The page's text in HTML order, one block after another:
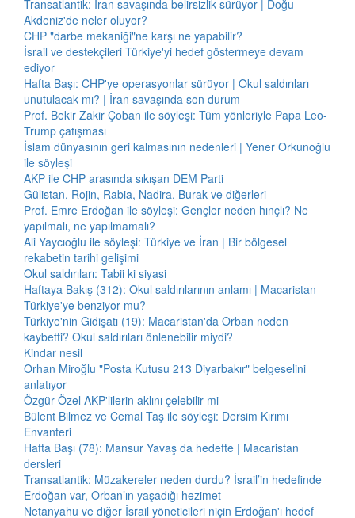
Transatlantik: İran savaşında belirsizlik sürüyor | Doğu
Akdeniz'de neler oluyor?
CHP "darbe mekaniği"ne karşı ne yapabilir?
İsrail ve destekçileri Türkiye'yi hedef göstermeye devam
ediyor
Hafta Başı: CHP'ye operasyonlar sürüyor | Okul saldırıları
unutulacak mı? | İran savaşında son durum
Prof. Bekir Zakir Çoban ile söyleşi: Tüm yönleriyle Papa Leo-
Trump çatışması
İslam dünyasının geri kalmasının nedenleri | Yener Orkunoğlu
ile söyleşi
AKP ile CHP arasında sıkışan DEM Parti
Gülistan, Rojin, Rabia, Nadira, Burak ve diğerleri
Prof. Emre Erdoğan ile söyleşi: Gençler neden hınçlı? Ne
yapılmalı, ne yapılmamalı?
Ali Yaycıoğlu ile söyleşi: Türkiye ve İran | Bir bölgesel
rekabetin tarihi gelişimi
Okul saldırıları: Tabii ki siyasi
Haftaya Bakış (312): Okul saldırılarının anlamı | Macaristan
Türkiye'ye benziyor mu?
Türkiye'nin Gidişatı (19): Macaristan'da Orban neden
kaybetti? Okul saldırıları önlenebilir miydi?
Kindar nesil
Orhan Miroğlu "Posta Kutusu 213 Diyarbakır" belgeselini
anlatıyor
Özgür Özel AKP'lilerin aklını çelebilir mi
Bülent Bilmez ve Cemal Taş ile söyleşi: Dersim Kırımı
Envanteri
Hafta Başı (78): Mansur Yavaş da hedefte | Macaristan
dersleri
Transatlantik: Müzakereler neden durdu? İsrail’in hedefinde
Erdoğan var, Orban’ın yaşadığı hezimet
Netanyahu ve diğer İsrail yöneticileri niçin Erdoğan'ı hedef